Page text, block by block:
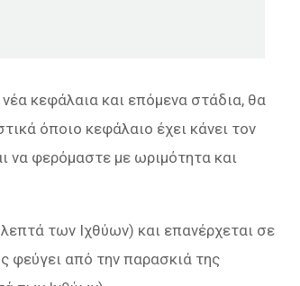
κεφάλαια και επόμενα στάδια, θα
όποιο κεφάλαιο έχει κάνει τον
να φερόμαστε με ωριμότητα και
των Ιχθύων) και επανέρχεται σε
φεύγει από την παρασκιά της